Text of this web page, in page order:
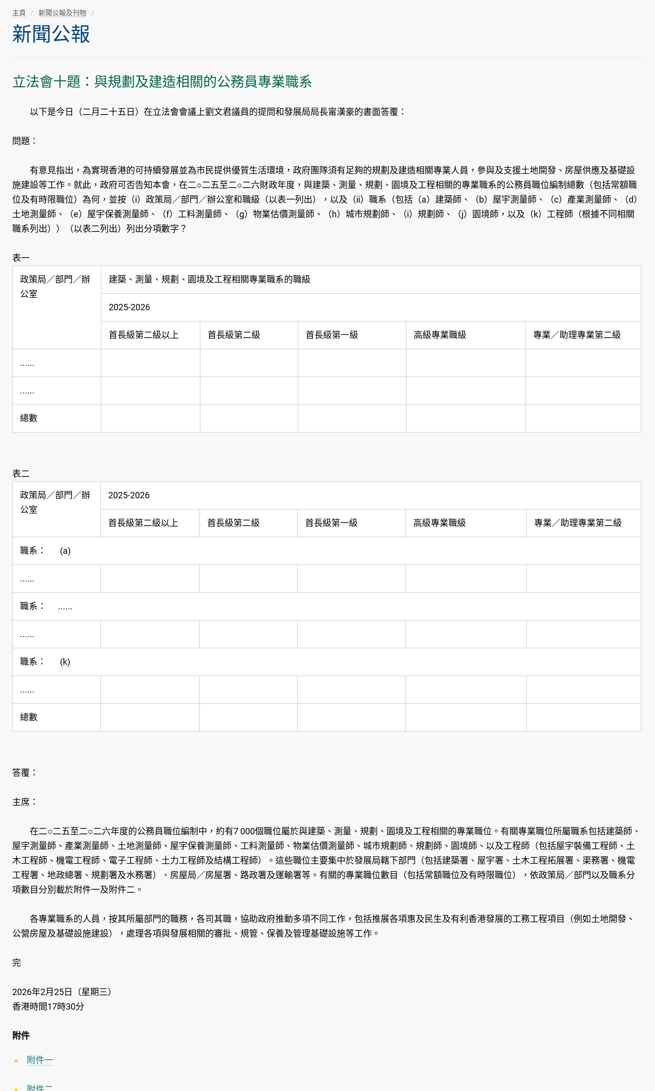
主頁 新聞公報及刊物
新聞公報
立法會十題：與規劃及建造相關的公務員專業職系
以下是今日（二月二十五日）在立法會會議上劉文君議員的提問和發展局局長甯漢豪的書面答覆：
問題：
有意見指出，為實現香港的可持續發展並為市民提供優質生活環境，政府團隊須有足夠的規劃及建造相關專業人員，參與及支援土地開發、房屋供應及基礎設
施建設等工作。就此，政府可否告知本會，在二○二五至二○二六財政年度，與建築、測量、規劃、園境及工程相關的專業職系的公務員職位編制總數（包括常額職
位及有時限職位）為何，並按（i）‍政策局／部門／辦公室和職級（以表一列出），以及（ii）職系（包括（a）建築師、（b）屋宇測量師、（c）產業測量師、（d）
土地測量師、（e）屋宇保養測量師、（f）工料測量師、（g）物業估價測量師、（h）城市規劃師、（i）規劃師、（j）園境師，以及（k）工程師（根據不同相關
職系列出））（以表二列出）列出分項數字？
表一
政策局／部門／辦
公室
建築、測量、規劃、園境及工程相關專業職系的職級
2025-2026
首長級第二級以上 首長級第二級 首長級第一級 高級專業職級 專業／助理專業第二級
......
......
總數
表二
政策局／部門／辦
公室
2025-2026
首長級第二級以上 首長級第二級 首長級第一級 高級專業職級 專業／助理專業第二級
職系： (a)
......
職系： ......
......
職系： (k)
......
總數
答覆：
主席：
在二○二五至二○二六年度的公務員職位編制中，約有7 000個職位屬於與建築、測量、規劃、園境及工程相關的專業職位。有關專業職位所屬職系包括建築師、
屋宇測量師、產業測量師、土地測量師、屋宇保養測量師、工料測量師、物業估價測量師、城市規劃師、規劃師、園境師、以及工程師（包括屋宇裝備工程師、土
木工程師、機電工程師、電子工程師、土力工程師及結構工程師）。這些職位主要集中於發展局轄下部門（包括建築署、屋宇署、土木工程拓展署、渠務署、機電
工程署、地政總署、規劃署及水務署）、房屋局／房屋署、路政署及運輸署等。有關的專業職位數目（包括常額職位及有時限職位），依政策局／部門以及職系分
項數目分別載於附件一及附件二。
各專業職系的人員，按其所屬部門的職務，各司其職，協助政府推動多項不同工作，包括推展各項惠及民生及有利香港發展的工務工程項目（例如土地開發、
公營房屋及基礎設施建設），處理各項與發展相關的審批、規管、保養及管理基礎設施等工作。
完
2026年2月25日（星期三）
香港時間17時30分
附件
附件一